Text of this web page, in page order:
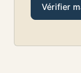
Vérifier